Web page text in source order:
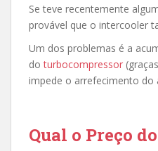
Se teve recentemente
provável que o intercooler
Um dos problemas é a
doturbocompressor
impede o arrefecimento do
Qual o Preço